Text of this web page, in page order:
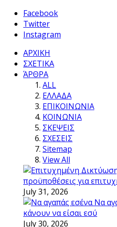
Facebook
Twitter
Instagram
ΑΡΧΙΚΗ
ΣΧΕΤΙΚΑ
ΆΡΘΡΑ
ALL
ΕΛΛΑΔΑ
ΕΠΙΚΟΙΝΩΝΙΑ
ΚΟΙΝΩΝΙΑ
ΣΚΕΨΕΙΣ
ΣΧΕΣΕΙΣ
Sitemap
View All
προϋποθέσεις για
July 31, 2026
Να
κάνουν να είσαι εσύ
July 30, 2026